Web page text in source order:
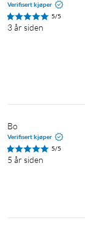
Verifisert kjøper
5/5
3 år siden
Bo
Verifisert kjøper
5/5
5 år siden